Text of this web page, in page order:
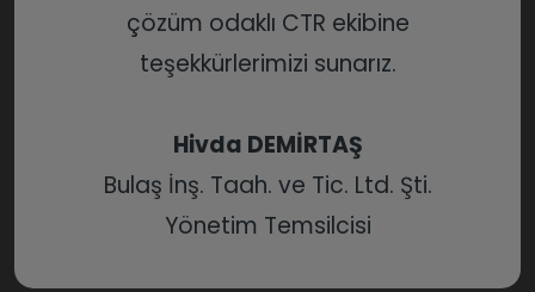
çözüm odaklı CTR ekibine
teşekkürlerimizi sunarız.
Hivda DEMİRTAŞ
Bulaş İnş. Taah. ve Tic. Ltd. Şti.
Yönetim Temsilcisi